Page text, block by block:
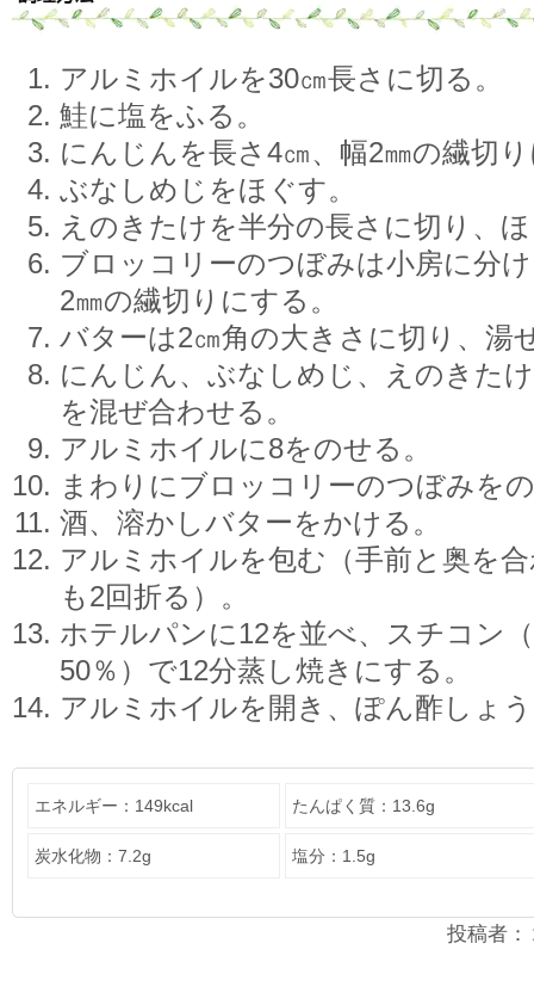
アルミホイルを30㎝長さに切る。
鮭に塩をふる。
にんじんを長さ4㎝、幅2㎜の繊切
ぶなしめじをほぐす。
えのきたけを半分の長さに切り、
ブロッコリーのつぼみは小房に分
2㎜の繊切りにする。
バターは2㎝角の大きさに切り、湯
にんじん、ぶなしめじ、えのきた
を混ぜ合わせる。
アルミホイルに8をのせる。
まわりにブロッコリーのつぼみを
酒、溶かしバターをかける。
アルミホイルを包む（手前と奥を
も2回折る）。
ホテルパンに12を並べ、スチコン
50％）で12分蒸し焼きにする。
アルミホイルを開き、ぽん酢しょ
エネルギー：149kcal たんぱく質：13.6g
炭水化物：7.2g 塩分：1.5g
投稿者